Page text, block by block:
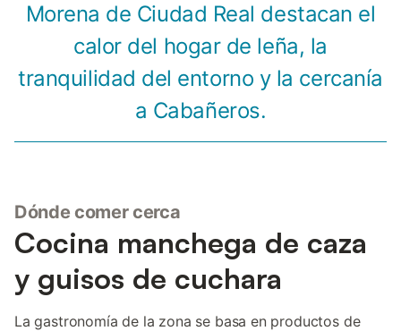
Morena de Ciudad Real destacan el
calor del hogar de leña, la
tranquilidad del entorno y la cercanía
a Cabañeros.
Dónde comer cerca
Cocina manchega de caza
y guisos de cuchara
La gastronomía de la zona se basa en productos de